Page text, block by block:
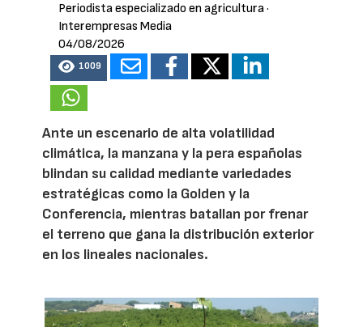
Periodista especializado en agricultura·
Interempresas Media
04/08/2026
1009
Ante un escenario de alta volatilidad
climática, la manzana y la pera españolas
blindan su calidad mediante variedades
estratégicas como la Golden y la
Conferencia, mientras batallan por frenar
el terreno que gana la distribución exterior
en los lineales nacionales.